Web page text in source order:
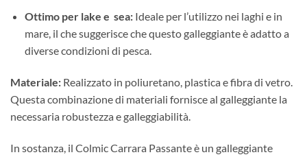
Ottimo per lake e sea:Ideale per l’utilizzo nei laghi e in
mare, il che suggerisce che questo galleggiante è adatto a
diverse condizioni di pesca.
Materiale: Realizzato in poliuretano, plastica e fibra di vetro.
Questa combinazione di materiali fornisce al galleggiante la
necessaria robustezza e galleggiabilità.
In sostanza, il Colmic Carrara Passante è un galleggiante